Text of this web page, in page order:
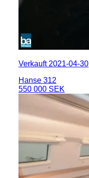
Verkauft 2021-04-30
Hanse 312
550 000 SEK